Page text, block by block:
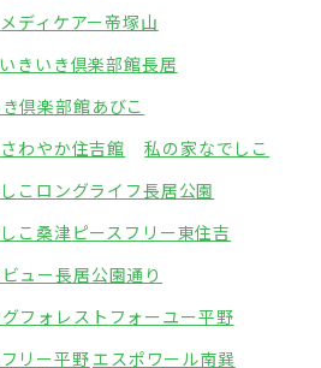
メディケアー帝塚山
いきいき倶楽部館長居
倶楽部館あびこ
さわやか住吉館
私の家なでしこ
こ ロングライフ長居公園
こ桑津ピースフリー東住吉
ュー長居公園通り
フォレスト フォーユー平野
リー平野エスポワール南巽